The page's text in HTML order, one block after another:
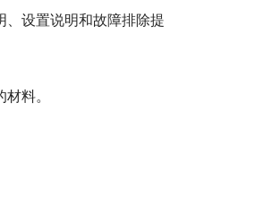
设置说明和故障排除提
料。